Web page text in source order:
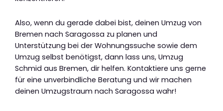
Also, wenn du gerade dabei bist, deinen Umzug von
Bremen nach Saragossa zu planen und
Unterstützung bei der Wohnungssuche sowie dem
Umzug selbst benötigst, dann lass uns, Umzug
Schmid aus Bremen, dir helfen. Kontaktiere uns gerne
für eine unverbindliche Beratung und wir machen
deinen Umzugstraum nach Saragossa wahr!